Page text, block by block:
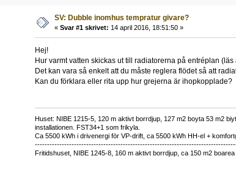
SV: Dubble inomhus tempratur givare?
« Svar #1 skrivet: 14 april 2016, 18:51:50 »
Hej!
Hur varmt vatten skickas ut till radiatorerna på entréplan
Det kan vara så enkelt att du måste reglera flödet så att
Kan du förklara eller rita upp hur grejerna är ihopkopplade?
Huset: NIBE 1215-5, 120 m aktivt borrdjup, 127 m2 boyta 53 m2
installationen. FST34+1 som frikyla.
Ca 5500 kWh i drivenergi för VP-drift, ca 5500 kWh HH-el +
Fritidshuset, NIBE 1245-8, 160 m aktivt borrdjup, ca 150 m2